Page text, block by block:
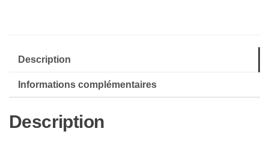
Description
Informations complémentaires
Description